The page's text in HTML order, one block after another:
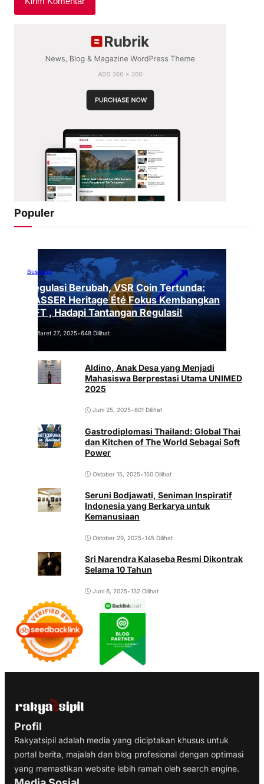
Populer
Business
Regulasi Berubah, VSR Coin Tertunda:
VASSER Heritage Été Fokus Kembangkan
NFT , Hadapi Tantangan Regulasi!
Maret 27, 2025•648 Dilihat
Aldino, Anak Desa yang Menjadi
Mahasiswa Berprestasi Utama UNIMED
2025
Juni 25, 2025•601 Dilihat
Gastrodiplomasi Thailand: Global Thai
dan Kitchen of The World Sebagai Soft
Power
Oktober 15, 2025•150 Dilihat
Seruni Bodjawati, Seniman Inspiratif
Indonesia yang Berkarya untuk
Kemanusiaan
Oktober 29, 2025•145 Dilihat
Sri Narendra Kalaseba Resmi Dikontrak
Selama 10 Tahun
Juni 6, 2025•132 Dilihat
Profil
Rakyatsipil adalah media yang diciptakan khusus untuk
portal berita, majalah dan blog profesional dengan optimasi
yang memastikan website lebih ramah oleh search engine.